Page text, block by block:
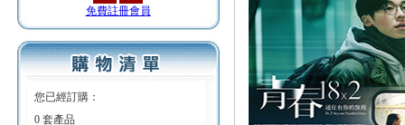
免費註冊會員
您已經訂購：
0 套產品